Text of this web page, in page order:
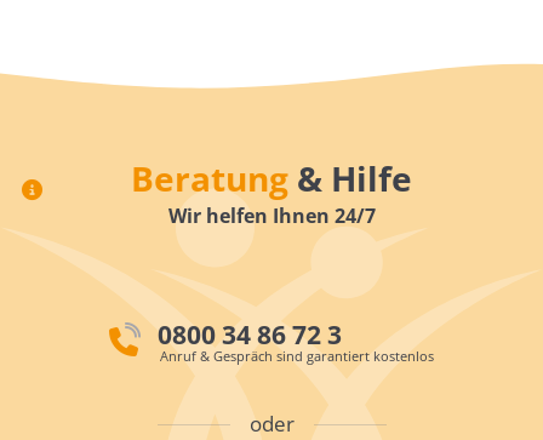
Beratung & Hilfe
Wir helfen Ihnen 24/7
0800 34 86 72 3
Anruf & Gespräch sind garantiert kostenlos
oder